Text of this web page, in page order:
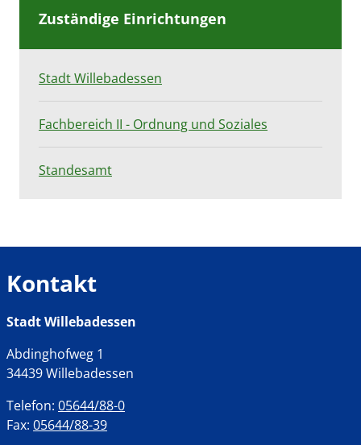
Zuständige Einrichtungen
Stadt Willebadessen
Fachbereich II - Ordnung und Soziales
Standesamt
Kontakt
Stadt Willebadessen
Abdinghofweg 1
34439 Willebadessen
Telefon: 05644/88-0
Fax: 05644/88-39